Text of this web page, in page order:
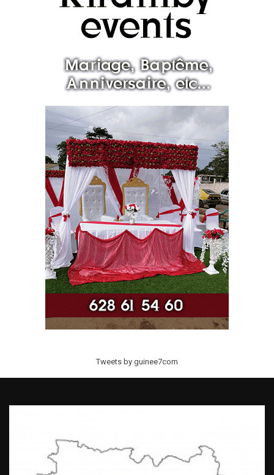
Tweets by guinee7com